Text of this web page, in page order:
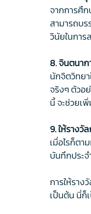
จากการศึ
สามารถบร
วินัยในการ
8. จินตนา
นักจิตวิทยา
จริงๆ ตัวอ
นี้ จะช่วยเ
9. ให้รางวั
เมื่อไรก็ตา
บันทึกประจ
การให้ราง
เป็นต้น นี่ก็